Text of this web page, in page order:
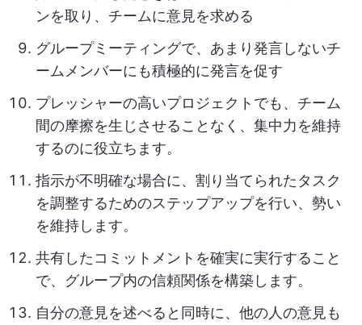
ンを取り、チームに意見を求める
グループミーティングで、あまり発言しないチ
ームメンバーにも積極的に発言を促す
プレッシャーの高いプロジェクトでも、チーム
間の摩擦を生じさせることなく、集中力を維持
するのに役立ちます。
指示が不明確な場合に、割り当てられたタスク
を調整するためのステップアップを行い、勢い
を維持します。
共有したコミットメントを確実に実行すること
で、グループ内の信頼関係を構築します。
自分の意見を述べると同時に、他の人の意見も